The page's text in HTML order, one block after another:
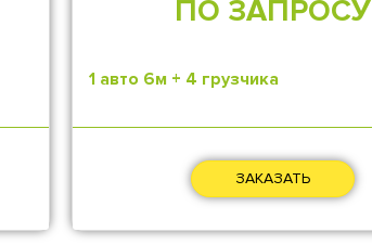
ПО ЗАПРОСУ
1 авто 6м + 4 грузчика
ЗАКАЗАТЬ